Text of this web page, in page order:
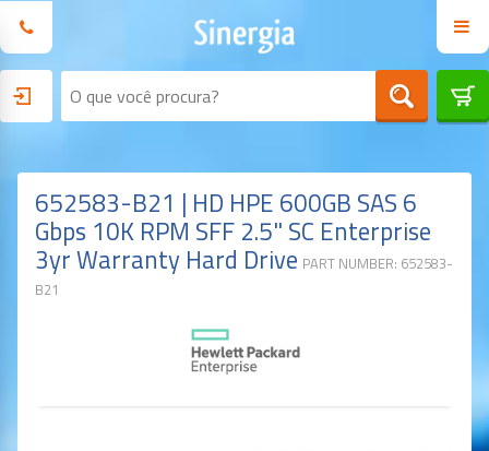
652583-B21 | HD HPE 600GB SAS 6
Gbps 10K RPM SFF 2.5" SC Enterprise
3yr Warranty Hard Drive PART NUMBER: 652583-
B21